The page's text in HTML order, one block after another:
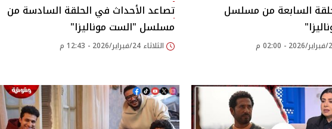
السابعة من مسلسل
تصاعد الأحداث في الحلقة السادسة من
مسلسل "الست موناليزا"
الثلاثاء 24/فبراير/2026 - 12:43 م